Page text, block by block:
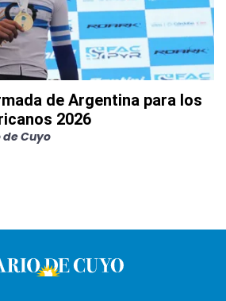
de Argentina para los
2026
de Cuyo